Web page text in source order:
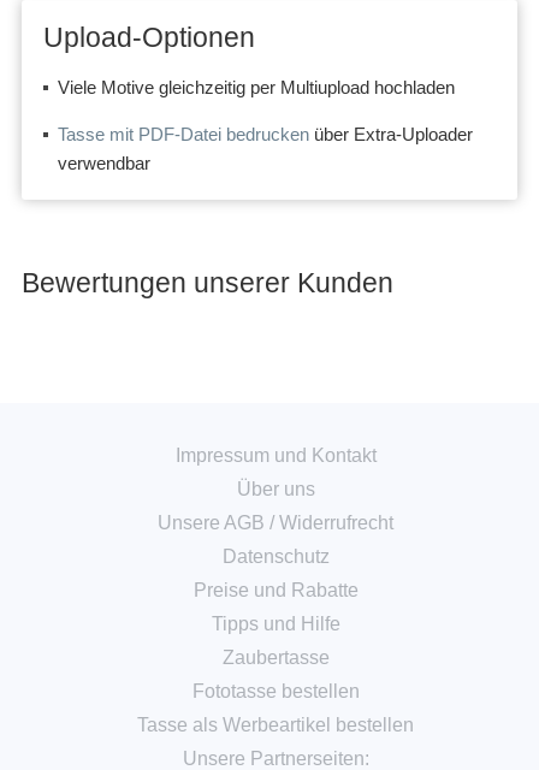
Upload-Optionen
Viele Motive gleichzeitig per Multiupload hochladen
Tasse mit PDF-Datei bedrucken über Extra-Uploader
verwendbar
Bewertungen unserer Kunden
Impressum und Kontakt
Über uns
Unsere AGB /Widerrufrecht
Datenschutz
Preise und Rabatte
Tipps und Hilfe
Zaubertasse
Fototasse bestellen
Tasse als Werbeartikel bestellen
Unsere Partnerseiten: